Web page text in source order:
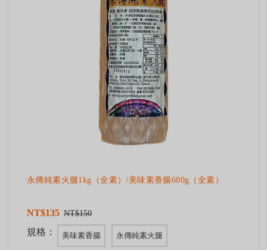
永傳純素火腿1kg（全素）/美味素香腸600g（全素）
NT$135 NT$150
規格： 美味素香腸 永傳純素火腿